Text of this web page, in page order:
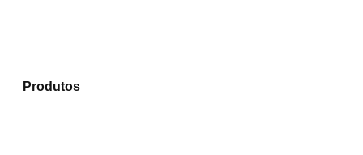
Produtose encontre o material mais adequado para